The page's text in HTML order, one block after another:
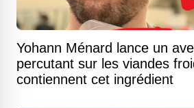
Yohann Ménard lance un
percutant sur les viandes
contiennent cet ingrédient